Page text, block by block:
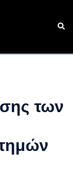
των